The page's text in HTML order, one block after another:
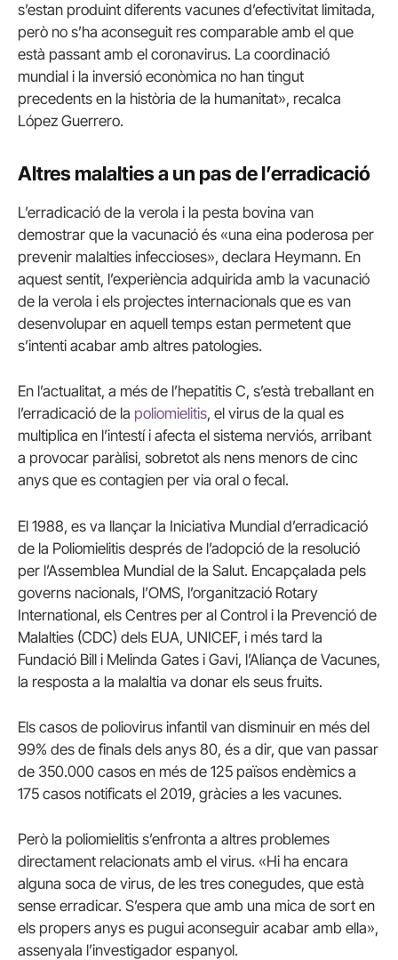
s’estan produint diferents vacunes d’efectivitat limitada,
però no s’ha aconseguit res comparable amb el que
està passant amb el coronavirus. La coordinació
mundial i la inversió econòmica no han tingut
precedents en la història de la humanitat», recalca
López Guerrero.
Altres malalties a un pas de l’erradicació
L’erradicació de la verola i la pesta bovina van
demostrar que la vacunació és «una eina poderosa per
prevenir malalties infeccioses», declara Heymann. En
aquest sentit, l’experiència adquirida amb la vacunació
de la verola i els projectes internacionals que es van
desenvolupar en aquell temps estan permetent que
s’intenti acabar amb altres patologies.
En l’actualitat, a més de l’hepatitis C, s’està treballant en
l’erradicació de la poliomielitis, el virus de la qual es
multiplica en l’intestí i afecta el sistema nerviós, arribant
a provocar paràlisi, sobretot als nens menors de cinc
anys que es contagien per via oral o fecal.
El 1988, es va llançar la Iniciativa Mundial d’erradicació
de la Poliomielitis després de l’adopció de la resolució
per l’Assemblea Mundial de la Salut. Encapçalada pels
governs nacionals, l’OMS, l’organització Rotary
International, els Centres per al Control i la Prevenció de
Malalties (CDC) dels EUA, UNICEF, i més tard la
Fundació Bill i Melinda Gates i Gavi, l’Aliança de Vacunes,
la resposta a la malaltia va donar els seus fruits.
Els casos de poliovirus infantil van disminuir en més del
99% des de finals dels anys 80, és a dir, que van passar
de 350.000 casos en més de 125 països endèmics a
175 casos notificats el 2019, gràcies a les vacunes.
Però la poliomielitis s’enfronta a altres problemes
directament relacionats amb el virus. «Hi ha encara
alguna soca de virus, de les tres conegudes, que està
sense erradicar. S’espera que amb una mica de sort en
els propers anys es pugui aconseguir acabar amb ella»,
assenyala l’investigador espanyol.